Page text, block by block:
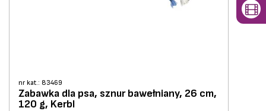
nr kat.: 83469
Zabawka dla psa, sznur bawełniany, 26 cm,
120 g, Kerbl